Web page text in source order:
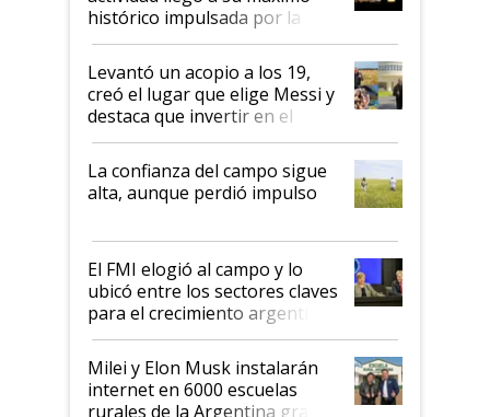
récord
histórico impulsada por la
cosecha y las exportaciones
Levantó un acopio a los 19,
creó el lugar que elige Messi y
destaca que invertir en el
kirchnerismo era como "darle
plata a un hijo para droga":
Juan Félix Rossetti, el libertario
que de una dura crisis salió
de Milei
La confianza del campo sigue
alta, aunque perdió impulso
El FMI elogió al campo y lo
ubicó entre los sectores claves
para el crecimiento argentino
Milei y Elon Musk instalarán
internet en 6000 escuelas
rurales de la Argentina gracias